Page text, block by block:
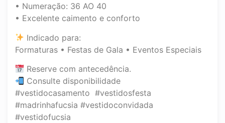
• Numeração: 36 AO 40
• Excelente caimento e conforto
Indicado para:
Formaturas • Festas de Gala • Eventos Especiais
Reserve com antecedência.
Consulte disponibilidade
#vestidocasamento #vestidosfesta
#madrinhafucsia #vestidoconvidada
#vestidofucsia